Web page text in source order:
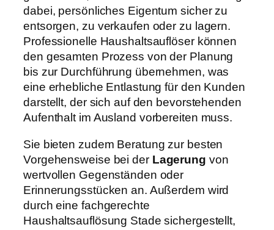
dabei, persönliches Eigentum sicher zu
entsorgen, zu verkaufen oder zu lagern.
Professionelle Haushaltsauflöser können
den gesamten Prozess von der Planung
bis zur Durchführung übernehmen, was
eine erhebliche Entlastung für den Kunden
darstellt, der sich auf den bevorstehenden
Aufenthalt im Ausland vorbereiten muss.
Sie bieten zudem Beratung zur besten
Vorgehensweise bei der Lagerung von
wertvollen Gegenständen oder
Erinnerungsstücken an. Außerdem wird
durch eine fachgerechte
Haushaltsauflösung Stade sichergestellt,